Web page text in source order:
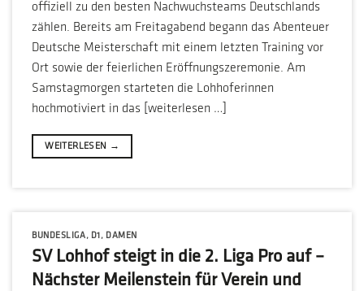
offiziell zu den besten Nachwuchsteams Deutschlands
zählen. Bereits am Freitagabend begann das Abenteuer
Deutsche Meisterschaft mit einem letzten Training vor
Ort sowie der feierlichen Eröffnungszeremonie. Am
Samstagmorgen starteten die Lohhoferinnen
hochmotiviert in das [weiterlesen …]
WEITERLESEN →
BUNDESLIGA, D1 , DAMEN
SV Lohhof steigt in die 2. Liga Pro auf –
Nächster Meilenstein für Verein und